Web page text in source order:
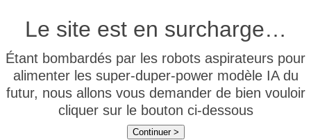
Le site est en surcharge…
Étant bombardés par les robots aspirateurs pour
alimenter les super-duper-power modèle IA du
futur, nous allons vous demander de bien vouloir
cliquer sur le bouton ci-dessous
Continuer >